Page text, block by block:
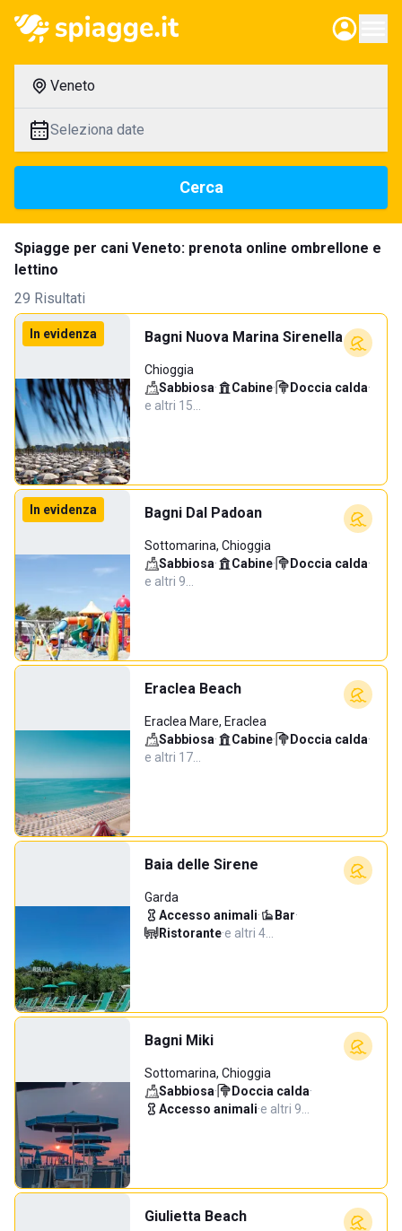
Veneto
Seleziona date
Cerca
Spiagge per cani Veneto: prenota online ombrellone e
lettino
29 Risultati
In evidenza Bagni Nuova Marina Sirenella
Chioggia
Sabbiosa· Cabine· Doccia calda·
e altri 15…
In evidenza Bagni Dal Padoan
Sottomarina, Chioggia
Sabbiosa· Cabine· Doccia calda·
e altri 9…
Eraclea Beach
Eraclea Mare, Eraclea
Sabbiosa· Cabine· Doccia calda·
e altri 17…
Baia delle Sirene
Garda
Accesso animali· Bar·
Ristorante·e altri 4…
Bagni Miki
Sottomarina, Chioggia
Sabbiosa· Doccia calda·
Accesso animali·e altri 9…
Giulietta Beach